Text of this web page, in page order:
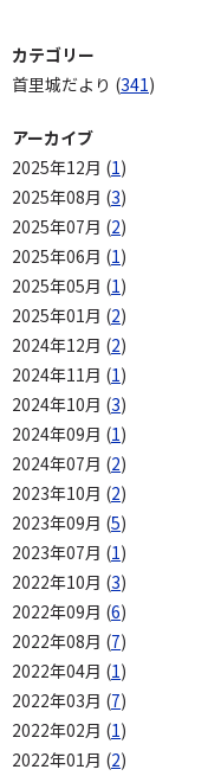
カテゴリー
首里城だより (341)
アーカイブ
2025年12月 (1)
2025年08月 (3)
2025年07月 (2)
2025年06月 (1)
2025年05月 (1)
2025年01月 (2)
2024年12月 (2)
2024年11月 (1)
2024年10月 (3)
2024年09月 (1)
2024年07月 (2)
2023年10月 (2)
2023年09月 (5)
2023年07月 (1)
2022年10月 (3)
2022年09月 (6)
2022年08月 (7)
2022年04月 (1)
2022年03月 (7)
2022年02月 (1)
2022年01月 (2)